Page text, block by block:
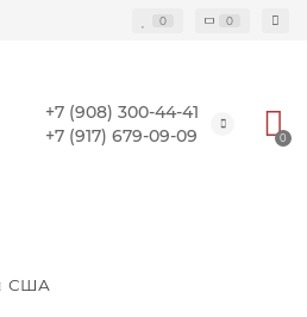
0 0
+7 (908) 300-44-41
+7 (917) 679-09-09
0
США